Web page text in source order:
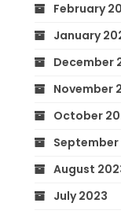
February
January
December
November
October
September
August
July 2023